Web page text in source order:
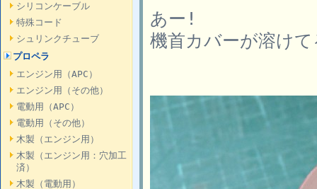
シリコンケーブル
特殊コード
シュリンクチューブ
プロペラ
エンジン用（APC）
エンジン用（その他）
電動用（APC）
電動用（その他）
木製（エンジン用）
木製（エンジン用：穴加工
済）
木製（電動用）
あー!
機首カバーが溶け